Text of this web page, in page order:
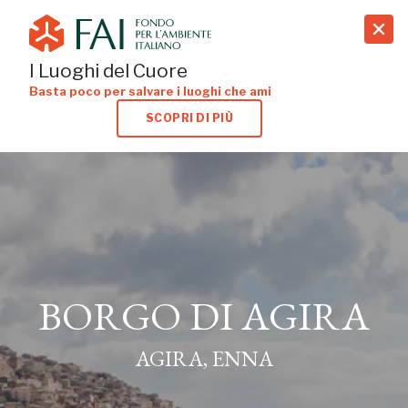
search
I Luoghi del Cuore
Basta poco per salvare i luoghi che ami
SCOPRI DI PIÙ
BORGO DI AGIRA
AGIRA, ENNA
BORGO DI AGIRA
AGIRA, ENNA